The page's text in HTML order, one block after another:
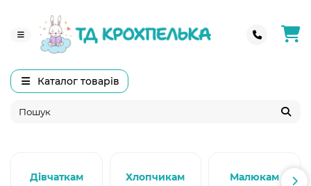
Каталог товарів
Дівчаткам Хлопчикам Малюкам